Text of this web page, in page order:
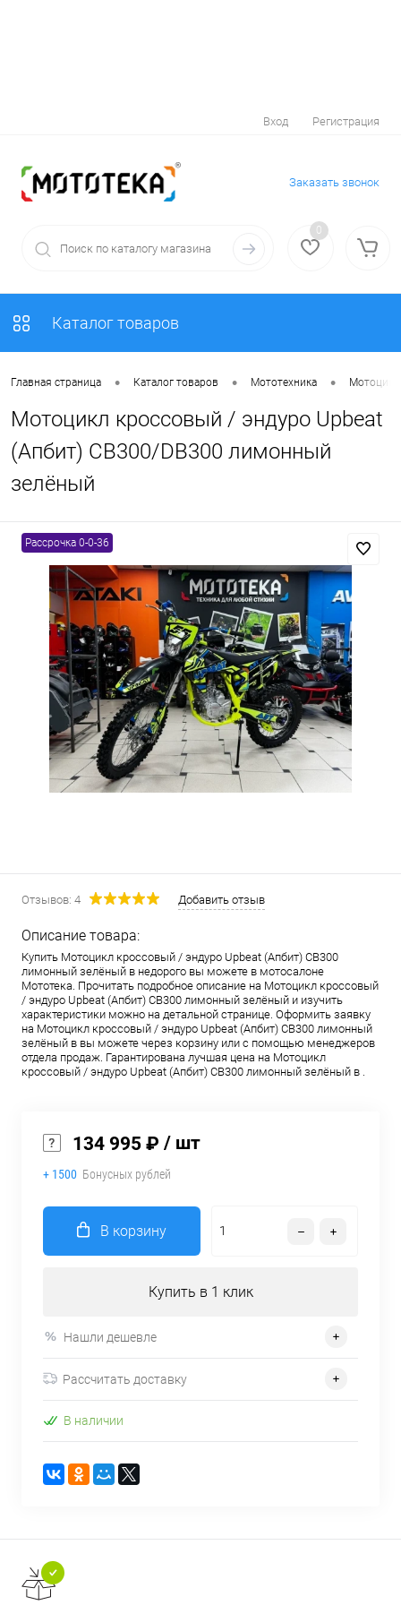
Вход Регистрация
Заказать звонок
0
Каталог товаров
Главная страница • Каталог товаров • Мототехника •
Мотоцикл кроссовый / эндуро Upbeat
(Апбит) CB300/DB300 лимонный
зелёный
Рассрочка 0-0-36
Отзывов: 4 Добавить отзыв
Описание товара:
Купить Мотоцикл кроссовый / эндуро Upbeat (Апбит) CB300
лимонный зелёный в недорого вы можете в мотосалоне
Мототека. Прочитать подробное описание на Мотоцикл кроссовый
/ эндуро Upbeat (Апбит) CB300 лимонный зелёный и изучить
характеристики можно на детальной странице. Оформить заявку
на Мотоцикл кроссовый / эндуро Upbeat (Апбит) CB300 лимонный
зелёный в вы можете через корзину или с помощью менеджеров
отдела продаж. Гарантирована лучшая цена на Мотоцикл
кроссовый / эндуро Upbeat (Апбит) CB300 лимонный зелёный в .
134 995 ₽ / шт
+ 1500 Бонусных рублей
В корзину
Купить в 1 клик
Нашли дешевле
Рассчитать доставку
В наличии